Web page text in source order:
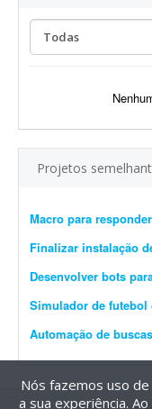
Projetos
Finalizar instalação
Desenvolver bots
Automação de
Nós fazemos uso
a sua experiência.